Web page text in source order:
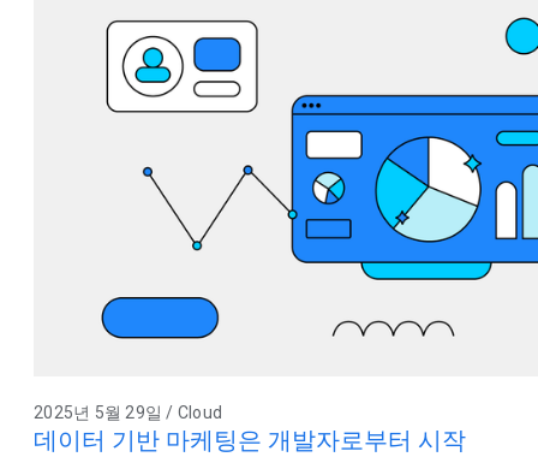
2025년 5월 29일 / Cloud
데이터 기반 마케팅은 개발자로부터 시작